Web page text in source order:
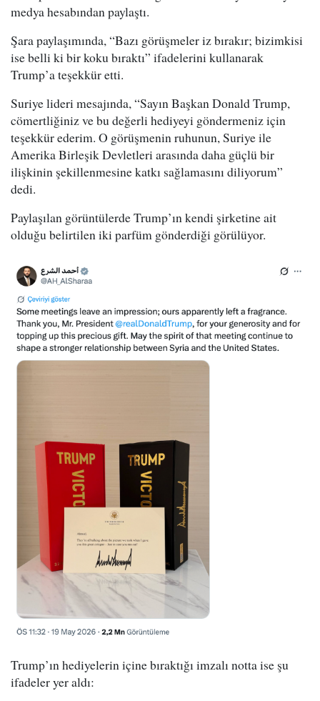
medya hesabından paylaştı.
Şara paylaşımında, “Bazı görüşmeler iz bırakır; bizimkisi
ise belli ki bir koku bıraktı” ifadelerini kullanarak
Trump’a teşekkür etti.
Suriye lideri mesajında, “Sayın Başkan Donald Trump,
cömertliğiniz ve bu değerli hediyeyi göndermeniz için
teşekkür ederim. O görüşmenin ruhunun, Suriye ile
Amerika Birleşik Devletleri arasında daha güçlü bir
ilişkinin şekillenmesine katkı sağlamasını diliyorum”
dedi.
Paylaşılan görüntülerde Trump’ın kendi şirketine ait
olduğu belirtilen iki parfüm gönderdiği görülüyor.
Trump’ın hediyelerin içine bıraktığı imzalı notta ise şu
ifadeler yer aldı: